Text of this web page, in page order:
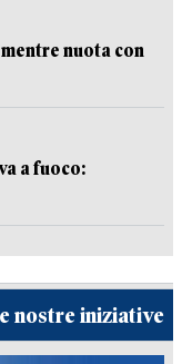
nuota con
a fuoco:
nostre iniziative